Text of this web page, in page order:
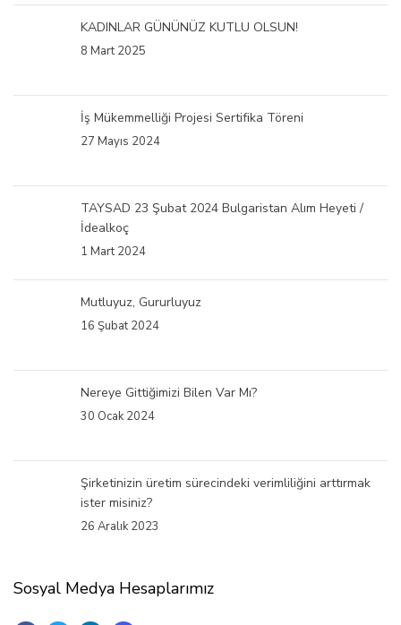
KADINLAR GÜNÜNÜZ KUTLU OLSUN!
8 Mart 2025
İş Mükemmelliği Projesi Sertifika Töreni
27 Mayıs 2024
TAYSAD 23 Şubat 2024 Bulgaristan Alım Heyeti /
İdealkoç
1 Mart 2024
Mutluyuz, Gururluyuz
16 Şubat 2024
Nereye Gittiğimizi Bilen Var Mı?
30 Ocak 2024
Şirketinizin üretim sürecindeki verimliliğini arttırmak
ister misiniz?
26 Aralık 2023
Sosyal Medya Hesaplarımız